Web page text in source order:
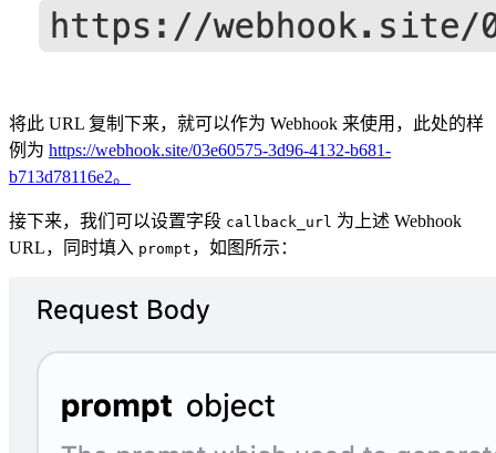
将此 URL 复制下来，就可以作为 Webhook 来使用，此处的样
例为 https://webhook.site/03e60575-3d96-4132-b681-
b713d78116e2。
接下来，我们可以设置字段 callback_url 为上述 Webhook
URL，同时填入 prompt ，如图所示：